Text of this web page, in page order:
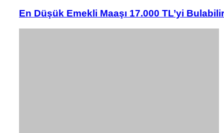
En Düşük Emekli Maaşı 17.000 TL’yi Bulabilir